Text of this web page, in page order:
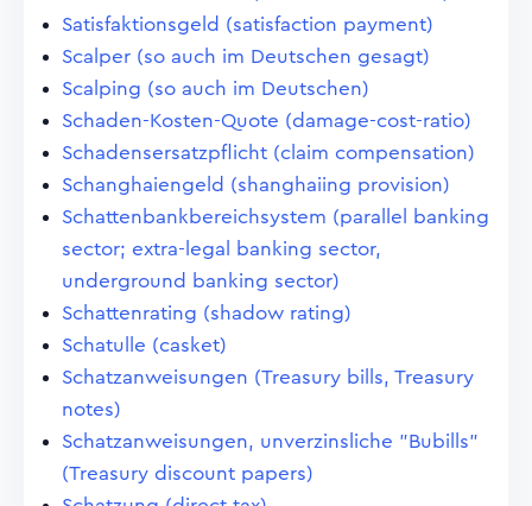
Satisfaktionsgeld (satisfaction payment)
Scalper (so auch im Deutschen gesagt)
Scalping (so auch im Deutschen)
Schaden-Kosten-Quote (damage-cost-ratio)
Schadensersatzpflicht (claim compensation)
Schanghaiengeld (shanghaiing provision)
Schattenbankbereichsystem (parallel banking
sector; extra-legal banking sector,
underground banking sector)
Schattenrating (shadow rating)
Schatulle (casket)
Schatzanweisungen (Treasury bills, Treasury
notes)
Schatzanweisungen, unverzinsliche "Bubills"
(Treasury discount papers)